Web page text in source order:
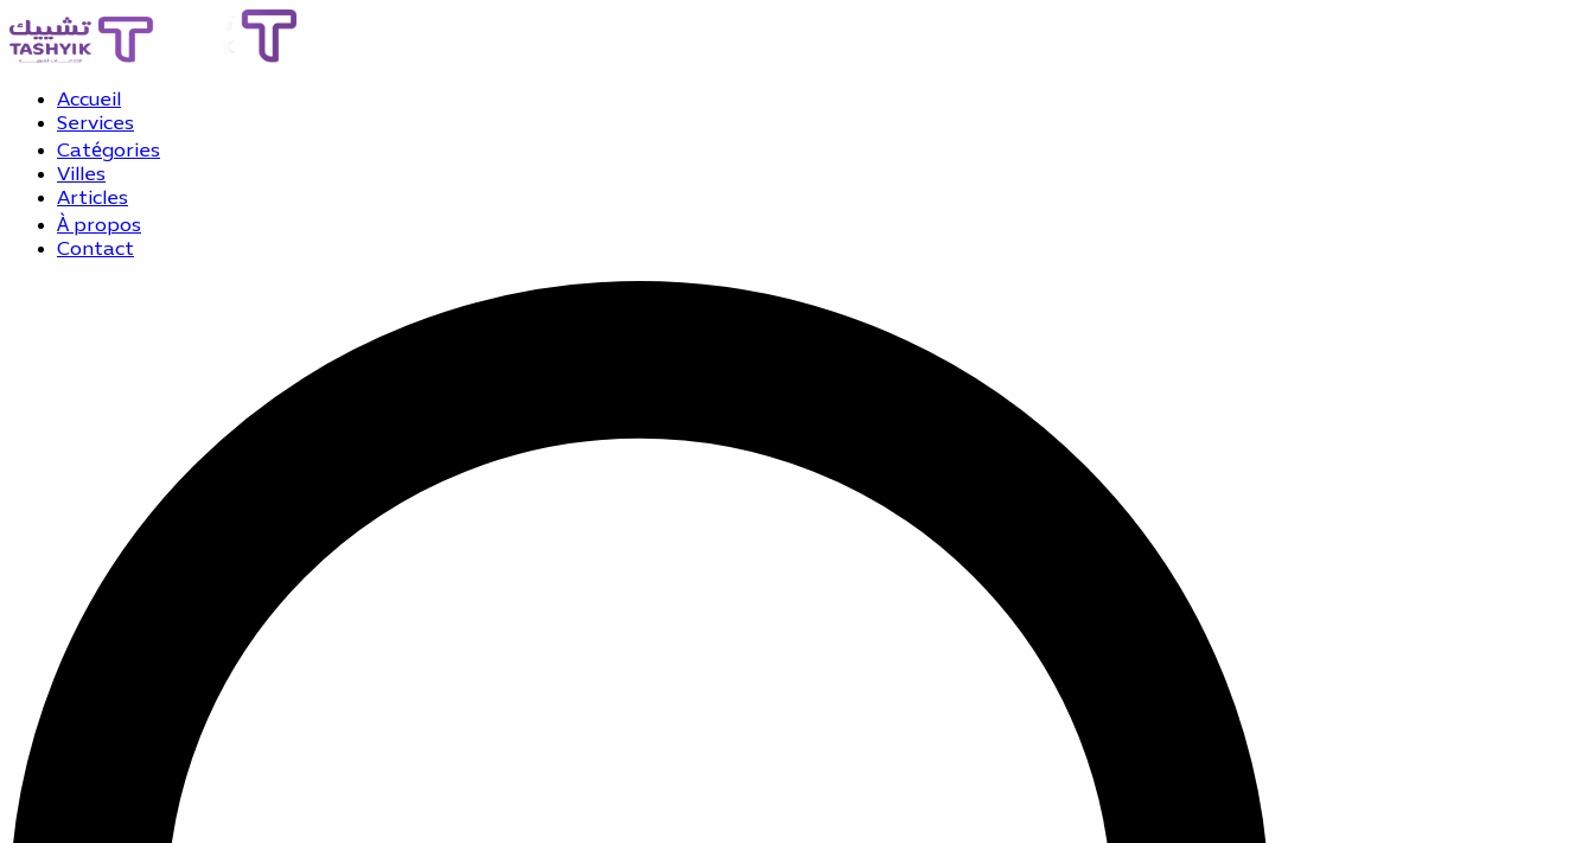
Accueil
Services
Catégories
Villes
Articles
À propos
Contact